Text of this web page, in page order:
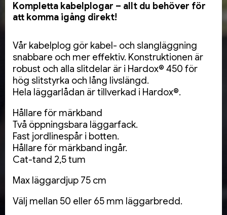
Kompletta kabelplogar – allt du behöver för
att komma igång direkt!
Vår kabelplog gör kabel- och slangläggning
snabbare och mer effektiv. Konstruktionen är
robust och alla slitdelar är i Hardox® 450 för
hög slitstyrka och lång livslängd.
Hela läggarlådan är tillverkad i Hardox®.
Hållare för märkband
Två öppningsbara läggarfack.
Fast jordlinespår i botten.
Hållare för märkband ingår.
Cat-tand 2,5 tum
Max läggardjup 75 cm
Välj mellan 50 eller 65 mm läggarbredd.